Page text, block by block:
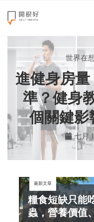
來點正能量
世界在想什麼
創造美好生活
小孩不是噩夢
職場商業經濟
影片專區
關於我們
世界在想
AI 複製吉
宮崎駿用
作
七月 19,
來點正
別讓過去
學會捨棄
七月 17,
來點
改變不用
家的星期
勇敢
七月
世界在
進健身房
準？健身
個關鍵影
七月
糧食短缺只能吃
蟲，營養價值、
最新文章